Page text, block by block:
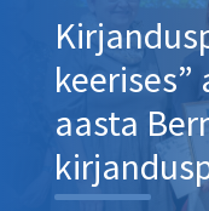
aasta